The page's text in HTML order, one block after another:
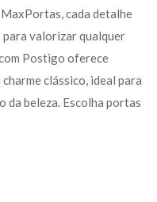
cada detalhe
para valorizar qualquer
Postigo oferece
clássico, ideal para
da beleza. Escolha portas